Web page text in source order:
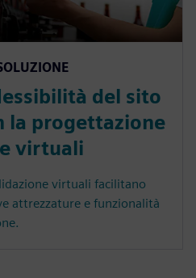
del sito
la progettazione
virtuali
virtuali facilitano
attrezzature e funzionalità